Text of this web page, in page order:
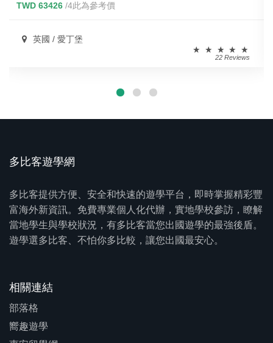
TWD 63426 /4此為參考價
英國 / 愛丁堡
22 Reviews
多比客遊學網
多比客提供方便、安全和快速的遊學平台，即時掌握精彩豐
富海外新資訊。免費專業個人化代辦，實地學校參訪，瞭解
當地學生與學校狀況，有多比客當您出國遊學的最強後盾。
遊學選多比客、不怕你多比較，讓您出國最安心。
相關連結
部落格
嚮趣遊學